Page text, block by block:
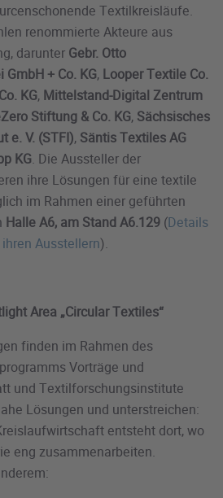
Textilkreisläufe.
renommierte Akteure aus
darunter Gebr. Otto
+ Co. KG, Looper Textile Co.
KG, Mittelstand-Digital Zentrum
Stiftung & Co. KG, Sächsisches
e. V. (STFI), Säntis Textiles AG
KG. Die Aussteller der
ihre Lösungen für eine textile
im Rahmen einer geführten
Halle A6, am Stand A6.129 (Details
Ausstellern).
Area „Circular Textiles“
finden im Rahmen des
Vorträge und
und Textilforschungsinstitute
Lösungen und unterstreichen:
entsteht dort, wo
eng zusammenarbeiten.